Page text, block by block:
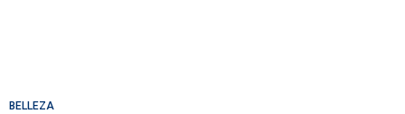
BELLEZA